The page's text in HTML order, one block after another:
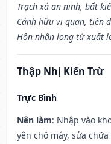
Trạch xá an ninh, bất
Cánh hữu vi quan, tiên
Hôn nhân long tử xuất
Thập Nhị Kiến Trừ
Trực Bình
Nên làm: Nhập vào
yên chỗ máy, sửa